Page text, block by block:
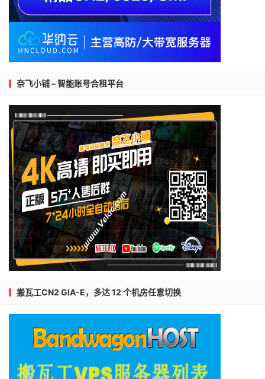
奈飞小铺 – 智能账号合租平台
搬瓦工CN2 GIA-E，多达 12 个机房任意切换